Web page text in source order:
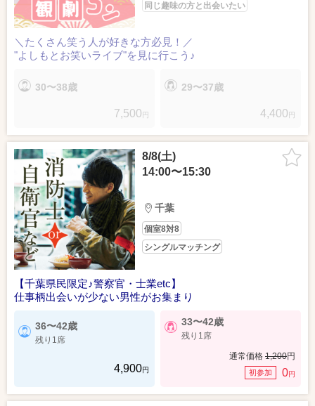
同じ趣味の方と出会いたい
＼たくさん笑う人が好きな方必見！／
"よしもとお笑いライブ"を見に行こう♪
30〜38歳
7,500 円
29〜37歳
4,400 円
8/8(土)
14:00〜15:30
千葉
個室8対8
シングルマッチング
【千葉県民限定♪警察官・士業etc】
仕事柄出会いが少ない男性がお集まり
36〜42歳
残り1席
4,900円
33〜42歳
残り1席
通常価格 1,200円
初参加 0円